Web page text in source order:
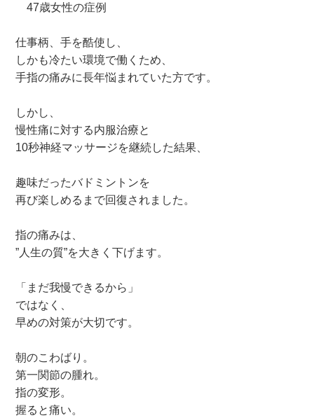
47歳女性の症例
仕事柄、手を酷使し、
しかも冷たい環境で働くため、
手指の痛みに長年悩まれていた方です。
しかし、
慢性痛に対する内服治療と
10秒神経マッサージを継続した結果、
趣味だったバドミントンを
再び楽しめるまで回復されました。
指の痛みは、
”人生の質”を大きく下げます。
「まだ我慢できるから」
ではなく、
早めの対策が大切です。
朝のこわばり。
第一関節の腫れ。
指の変形。
握ると痛い。